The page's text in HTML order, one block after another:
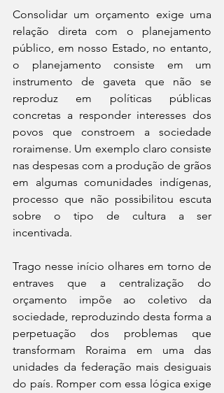
Consolidar um orçamento exige uma
relação direta com o planejamento
público, em nosso Estado, no entanto,
o planejamento consiste em um
instrumento de gaveta que não se
reproduz em políticas públicas
concretas a responder interesses dos
povos que constroem a sociedade
roraimense. Um exemplo claro consiste
nas despesas com a produção de grãos
em algumas comunidades indígenas,
processo que não possibilitou escuta
sobre o tipo de cultura a ser
incentivada.
Trago nesse início olhares em torno de
entraves que a centralização do
orçamento impõe ao coletivo da
sociedade, reproduzindo desta forma a
perpetuação dos problemas que
transformam Roraima em uma das
unidades da federação mais desiguais
do país. Romper com essa lógica exige